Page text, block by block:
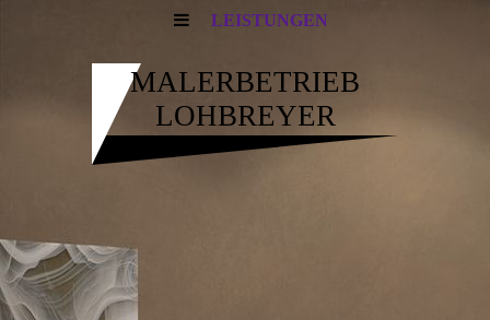
LEISTUNGEN
MALERBETRIEB
LOHBREYER